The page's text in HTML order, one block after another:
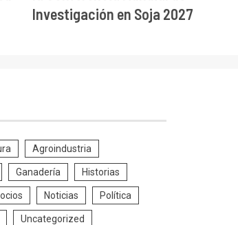
Investigación en Soja 2027
Agroindustria
Ganadería Historias
Noticias Política
Uncategorized